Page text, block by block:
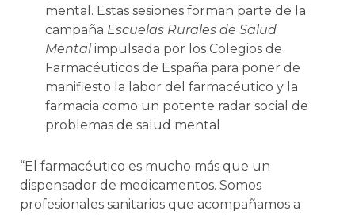
mental. Estas sesiones forman parte de la
campaña Escuelas Rurales de Salud
Mentalimpulsada por los Colegios de
Farmacéuticos de España para poner de
manifiesto la labor del farmacéutico y la
farmacia como un potente radar social de
problemas de salud mental
“El farmacéutico es mucho más que un
dispensador de medicamentos. Somos
profesionales sanitarios que acompañamos a